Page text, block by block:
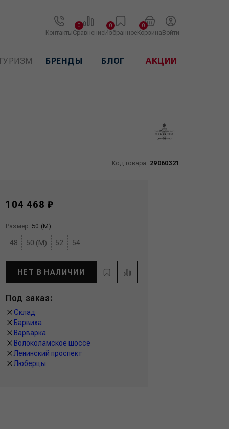
КонтактыСравнение
0
Избранное
0
Корзина
0
Войти
БРЕНДЫ БЛОГ АКЦИИ
Код товара: 29060321
104 468 ₽
Размер: 50 (M)
48 50 (M) 52 54
НЕТ В НАЛИЧИИ
Под заказ:
Склад
Барвиха
Варварка
Волоколамское шоссе
Ленинский проспект
Люберцы